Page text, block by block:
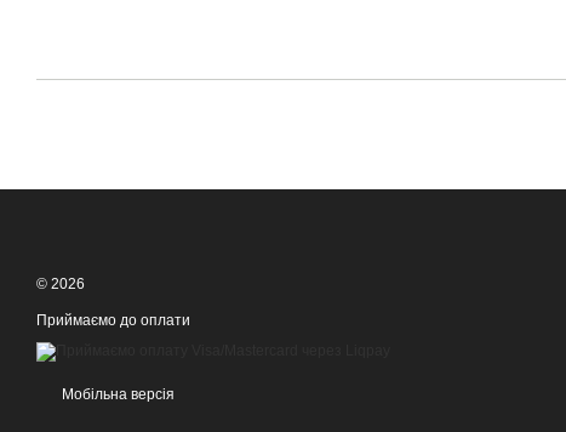
© 2026
Приймаємо до оплати
Мобільна версія